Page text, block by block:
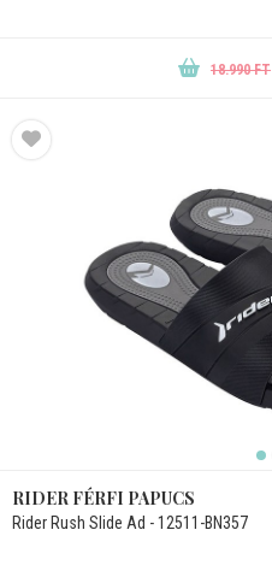
18.990 FT
RIDER FÉRFI PAPUCS
Rider Rush Slide Ad - 12511-BN357